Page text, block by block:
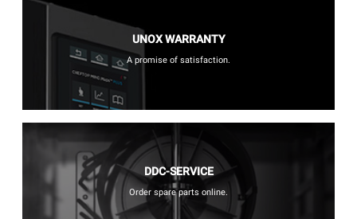
UNOX WARRANTY
A promise of satisfaction.
DDC-SERVICE
Order spare parts online.